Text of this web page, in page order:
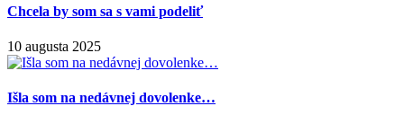
Chcela by som sa s vami podeliť
10 augusta 2025
Išla som na nedávnej dovolenke…